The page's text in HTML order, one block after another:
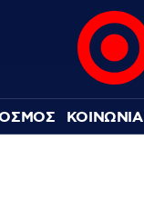
ΚΟΙΝΩΝΙΑ